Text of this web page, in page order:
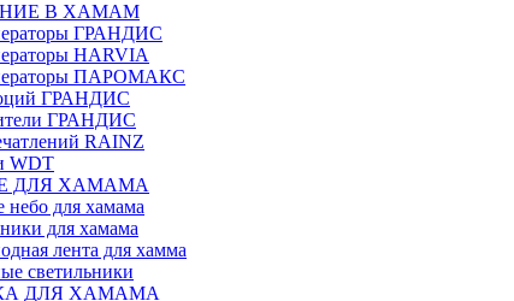
В ХАМАМ
ГРАНДИС
HARVIA
ПАРОМАКС
ГРАНДИС
ГРАНДИС
RAINZ
WDT
ДЛЯ ХАМАМА
небо для хамама
для хамама
лента для хамма
светильники
ДЛЯ ХАМАМА